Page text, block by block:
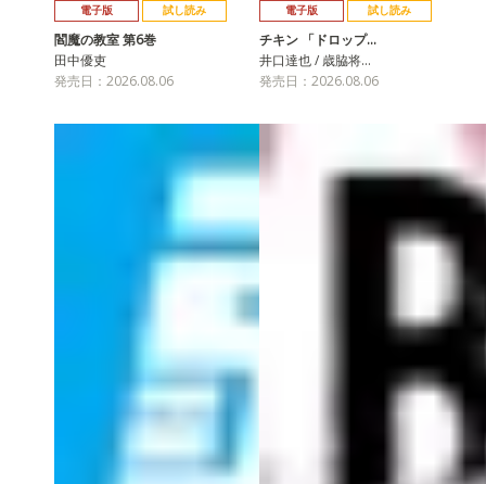
電子版 試し読み
閻魔の教室 第6巻
田中優吏
発売日：2026.08.06
電子版 試し読み
チキン 「ドロップ…
井口達也 / 歳脇将…
発売日：2026.08.06